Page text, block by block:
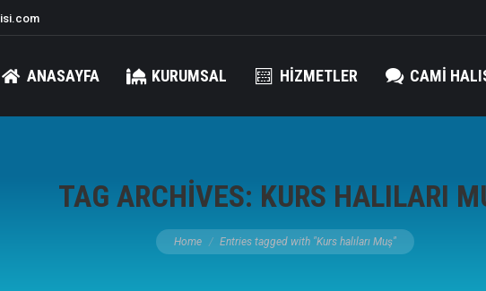
ANASAYFA KURUMSAL HIZMETLER CAMI
TAG ARCHIVES: KURS HALILARI
You are here:
Home Entries tagged with "Kurs halıları Muş"